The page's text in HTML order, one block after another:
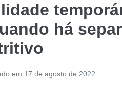
há
em 17 de agosto de 2022